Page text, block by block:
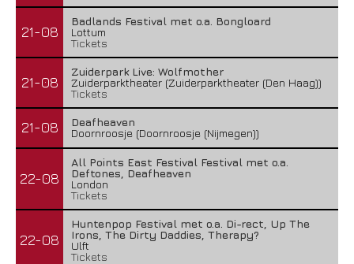
21-08
Badlands Festival met o.a. Bongloard
Lottum
Tickets
21-08
Zuiderpark Live: Wolfmother
Zuiderparktheater (Zuiderparktheater (Den Haag))
Tickets
21-08
Deafheaven
Doornroosje (Doornroosje (Nijmegen))
22-08
All Points East Festival Festival met o.a.
Deftones, Deafheaven
London
Tickets
22-08
Huntenpop Festival met o.a. Di-rect, Up The
Irons, The Dirty Daddies, Therapy?
Ulft
Tickets